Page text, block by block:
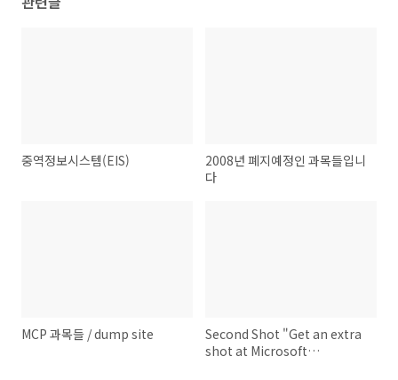
중역정보시스템(EIS)
2008년 폐지예정인 과목들입니
다
MCP 과목들 / dump site
Second Shot "Get an extra
shot at Microsoft